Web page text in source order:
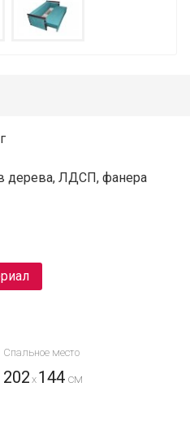
дерева, ЛДСП, фанера
Спальное место
202 x 144